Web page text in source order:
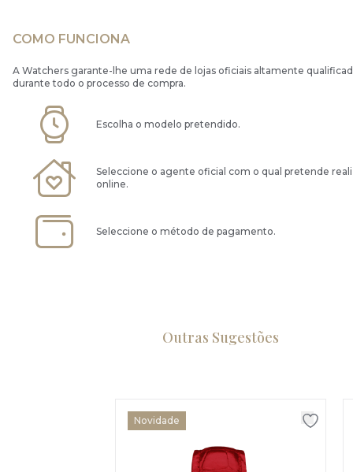
COMO FUNCIONA
A Watchers garante-lhe uma rede de lojas oficiais altamente
durante todo o processo de compra.
Escolha o modelo pretendido.
Seleccione o agente oficial com o qual pretende
online.
Seleccione o método de pagamento.
Outras Sugestões
Novidade